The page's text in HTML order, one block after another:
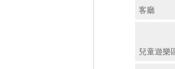
客廳
兒童遊樂